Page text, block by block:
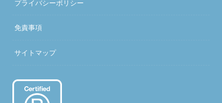
プライバシーポリシー
免責事項
サイトマップ